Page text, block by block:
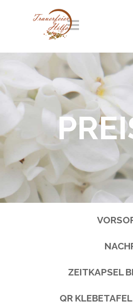
Menü überspringen
ZEITKAPSEL
QR KLEBETAFEL